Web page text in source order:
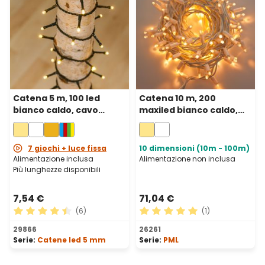
Catena 5 m, 100 led
bianco caldo, cavo
verde
7 giochi + luce fissa
Alimentazione inclusa
Più lunghezze disponibili
7,54 €
Valutazione media di 4.5 su 5 stelle
(6)
29866
Serie: Catene led 5 mm
Catena 10 m, 200
maxiled bianco caldo,
cavo bianco,
prolungabile, IP67
10 dimensioni (10m - 100m)
Alimentazione non inclusa
71,04 €
Valutazione media di 5 su
(1)
26261
Serie: PML